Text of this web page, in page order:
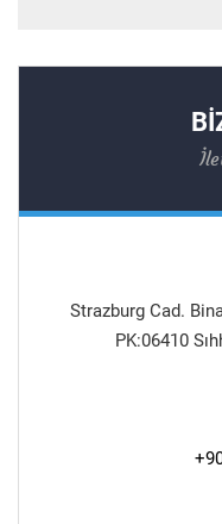
Strazburg Cad.
PK:06410